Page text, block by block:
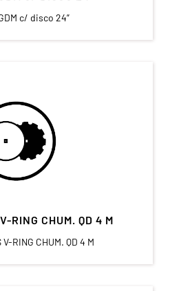
c/ disco 24”
RING CHUM. QD 4 M
V-RING CHUM. QD 4 M